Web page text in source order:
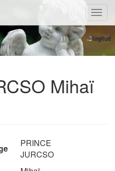
Mihaï
PRINCE
JURCSO